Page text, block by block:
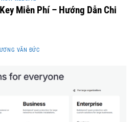
Miễn Phí – Hướng Dẫn Chi
VĂN ĐỨC